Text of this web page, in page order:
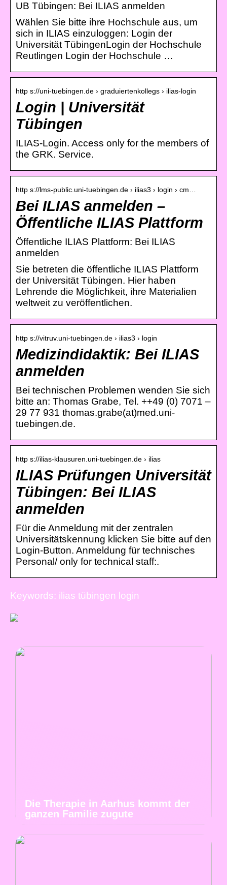
UB Tübingen: Bei ILIAS anmelden
Wählen Sie bitte ihre Hochschule aus, um
sich in ILIAS einzuloggen: Login der
Universität TübingenLogin der Hochschule
Reutlingen Login der Hochschule …
http s://uni-tuebingen.de › graduiertenkollegs › ilias-login
Login | Universität
Tübingen
ILIAS-Login. Access only for the members of
the GRK. Service.
http s://lms-public.uni-tuebingen.de › ilias3 › login › cm…
Bei ILIAS anmelden –
Öffentliche ILIAS Plattform
Öffentliche ILIAS Plattform: Bei ILIAS
anmelden
Sie betreten die öffentliche ILIAS Plattform
der Universität Tübingen. Hier haben
Lehrende die Möglichkeit, ihre Materialien
weltweit zu veröffentlichen.
http s://vitruv.uni-tuebingen.de › ilias3 › login
Medizindidaktik: Bei ILIAS
anmelden
Bei technischen Problemen wenden Sie sich
bitte an: Thomas Grabe, Tel. ++49 (0) 7071 –
29 77 931 thomas.grabe(at)med.uni-
tuebingen.de.
http s://ilias-klausuren.uni-tuebingen.de › ilias
ILIAS Prüfungen Universität
Tübingen: Bei ILIAS
anmelden
Für die Anmeldung mit der zentralen
Universitätskennung klicken Sie bitte auf den
Login-Button. Anmeldung für technisches
Personal/ only for technical staff:.
Keywords: ilias tübingen login
Die Therapie in Aarhus kommt der
ganzen Familie zugute